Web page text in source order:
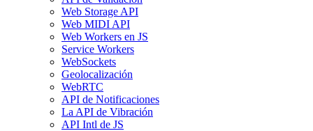
Web Storage API
Web MIDI API
Web Workers en JS
Service Workers
WebSockets
Geolocalización
WebRTC
API de Notificaciones
La API de Vibración
API Intl de JS